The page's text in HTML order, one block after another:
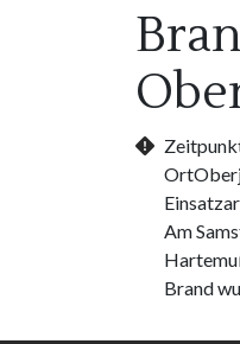
Ort
Am
Brand